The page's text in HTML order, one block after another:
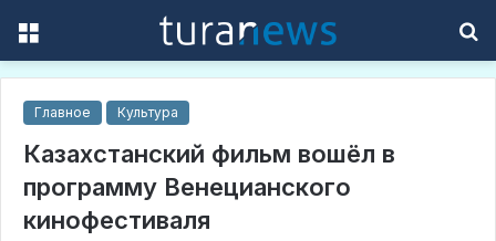
Главное Культура
Казахстанский фильм вошёл в
программу Венецианского
кинофестиваля